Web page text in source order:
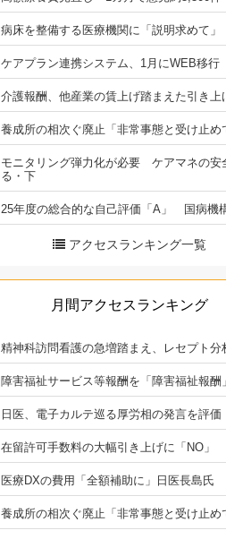
病床を整備する医療機関に「説明求めて」
ケアプラン連携システム、1月にWEB移行
介護報酬、他産業の賃上げ踏まえた引き上
養成所の相次ぐ廃止「非常事態と受け止め
モニタリング弾力化が必要 ケアマネの安
る・下
25年度の総合的な自己評価「A」 国病機
アクセスランキング一覧
月間アクセスランキング
精神科訪問看護の急増踏まえ、レセプト分
障害福祉サービス等報酬を「障害福祉報酬
日医、電子カルテ巡る厚労相の発言を評価
在留許可手数料の大幅引き上げに「NO」
医療DXの費用「全額補助に」日医長島氏
養成所の相次ぐ廃止「非常事態と受け止め